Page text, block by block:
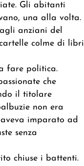
Gli abitanti
una alla volta.
anziani del
colme di libri
fare politica.
che
il titolare
non era
imparato ad
senza
chiuse i battenti.